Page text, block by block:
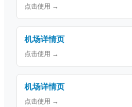
点击使用 →
机场详情页
点击使用 →
机场详情页
点击使用 →